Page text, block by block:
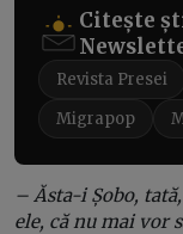
Citește
Revista Presei
Migrapop
– Ăsta-i Șobo,
ele, că nu mai vor